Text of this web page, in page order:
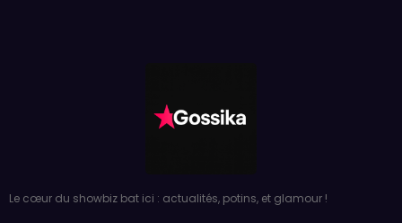
Le cœur du showbiz bat ici : actualités, potins, et glamour !